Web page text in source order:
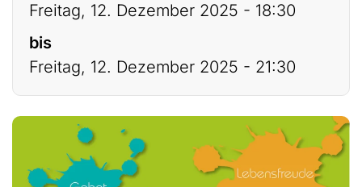
Freitag, 12. Dezember 2025 - 18:30
bis
Freitag, 12. Dezember 2025 - 21:30